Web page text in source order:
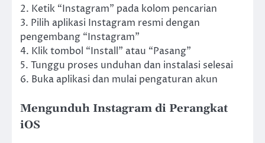
2. Ketik “Instagram” pada kolom pencarian
3. Pilih aplikasi Instagram resmi dengan
pengembang “Instagram”
4. Klik tombol “Install” atau “Pasang”
5. Tunggu proses unduhan dan instalasi selesai
6. Buka aplikasi dan mulai pengaturan akun
Mengunduh Instagram di Perangkat
iOS